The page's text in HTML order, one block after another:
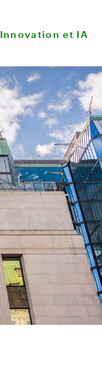
Innovation et IA